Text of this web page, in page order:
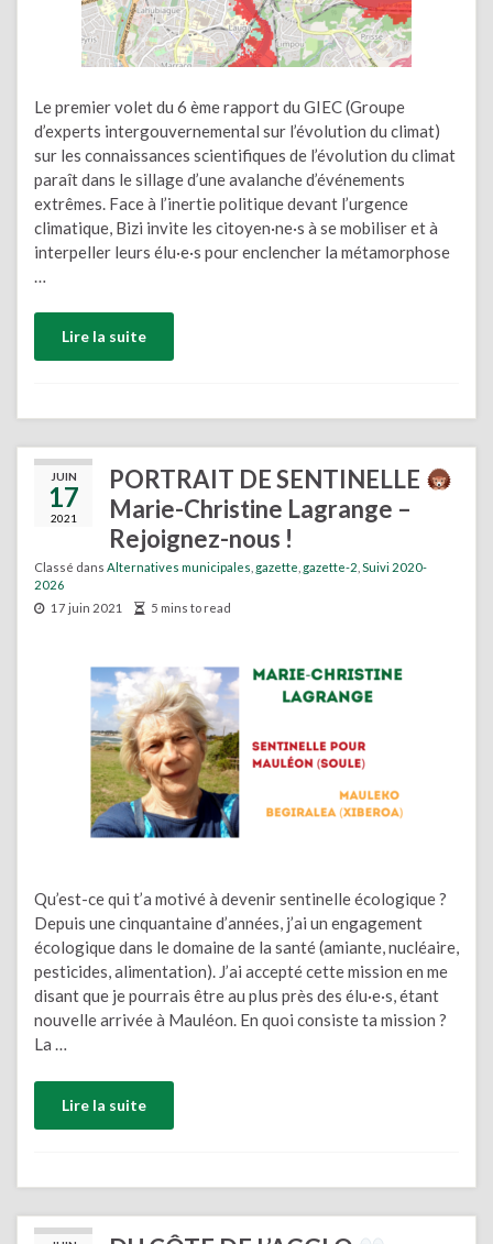
Le premier volet du 6 ème rapport du GIEC (Groupe
d’experts intergouvernemental sur l’évolution du climat)
sur les connaissances scientifiques de l’évolution du climat
paraît dans le sillage d’une avalanche d’événements
extrêmes. Face à l’inertie politique devant l’urgence
climatique, Bizi invite les citoyen·ne·s à se mobiliser et à
interpeller leurs élu·e·s pour enclencher la métamorphose
Lire la suite
JUIN
17
2021
PORTRAIT DE SENTINELLE
Marie-Christine Lagrange –
Rejoignez-nous !
Classé dans Alternatives municipales gazette gazette-2 Suivi 2020-
2026
17 juin 2021
5 mins to read
Qu’est-ce qui t’a motivé à devenir sentinelle écologique ?
Depuis une cinquantaine d’années, j’ai un engagement
écologique dans le domaine de la santé (amiante, nucléaire,
pesticides, alimentation). J’ai accepté cette mission en me
disant que je pourrais être au plus près des élu·e·s, étant
nouvelle arrivée à Mauléon. En quoi consiste ta mission ?
La …
Lire la suite